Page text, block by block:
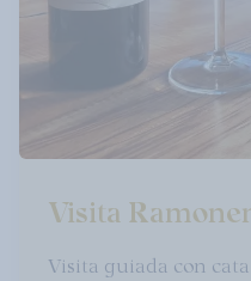
Visita
Visita guiada con